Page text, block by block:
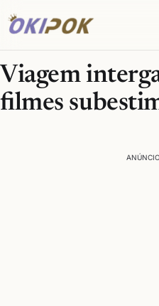
Viagem
filmes